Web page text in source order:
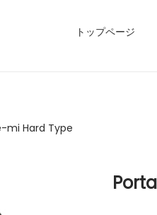
トップページ
mi Hard Type